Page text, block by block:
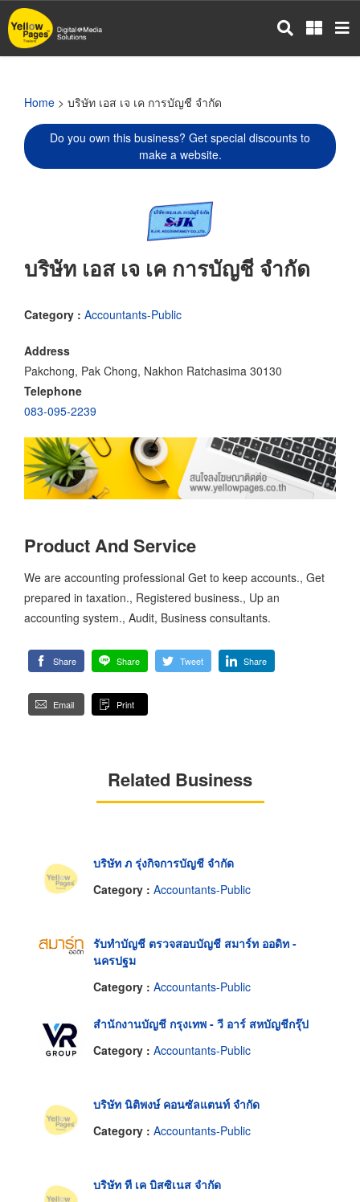
Skip
to
main
Home > บริษัท เอส เจ เค การบัญชี จำกัด
Do you own this business? Get special discounts to
make a website.
บริษัท เอส เจ เค การบัญชี จำกัด
Category : Accountants-Public
Address
Pakchong, Pak Chong, Nakhon Ratchasima 30130
Telephone
083-095-2239
Product And Service
We are accounting professional Get to keep accounts., Get
prepared in taxation., Registered business., Up an
accounting system., Audit, Business consultants.
Share Share Tweet Share
Email Print
Related Business
บริษัท ภ รุ่งกิจการบัญชี จำกัด
Category : Accountants-Public
รับทำบัญชี ตรวจสอบบัญชี สมาร์ท ออดิท -
นครปฐม
Category : Accountants-Public
สำนักงานบัญชี กรุงเทพ - วี อาร์ สหบัญชีกรุ๊ป
Category : Accountants-Public
บริษัท นิติพงษ์ คอนซัลแตนท์ จำกัด
Category : Accountants-Public
บริษัท ที เค บิสซิเนส จำกัด